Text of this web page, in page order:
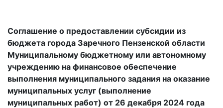
Соглашение о предоставлении субсидии из
бюджета города Заречного Пензенской области
Муниципальному бюджетному или автономному
учреждению на финансовое обеспечение
выполнения муниципального задания на оказание
муниципальных услуг (выполнение
муниципальных работ) от 26 декабря 2024 года